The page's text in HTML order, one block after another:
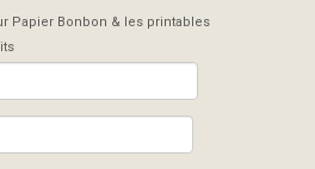
Papier Bonbon & les printables